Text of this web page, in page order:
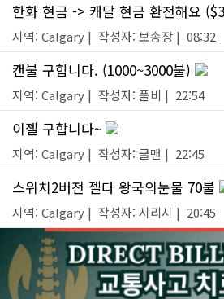
한화 현금 -> 캐달 현금 환전해요
지역: Calgary | 작성자: 보송장 | 08:32
캔불 구합니다. (1000~3000불)
지역: Calgary | 작성자: 풀비 | 22:54
이젤 구합니다~
지역: Calgary | 작성자: 쿨맨 | 22:45
스위치2버전 젤다 왕국의눈물 70불
지역: Calgary | 작성자: 시리시 | 20:45